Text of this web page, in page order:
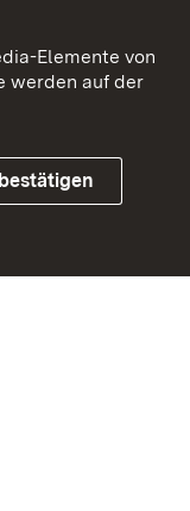
Elemente von
werden auf der